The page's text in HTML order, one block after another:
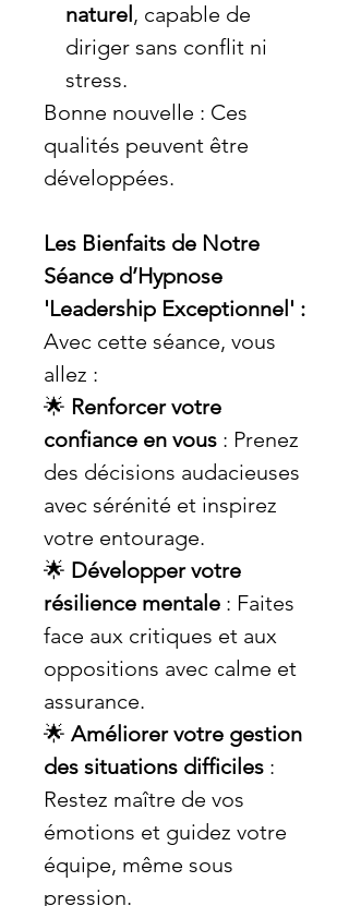
naturel, capable de
diriger sans conflit ni
stress.
Bonne nouvelle : Ces
qualités peuvent être
développées.
Les Bienfaits de Notre
Séance d’Hypnose
'Leadership Exceptionnel' :
Avec cette séance, vous
allez :
🌟 Renforcer votre
confiance en vous : Prenez
des décisions audacieuses
avec sérénité et inspirez
votre entourage.
🌟 Développer votre
résilience mentale : Faites
face aux critiques et aux
oppositions avec calme et
assurance.
🌟 Améliorer votre gestion
des situations difficiles :
Restez maître de vos
émotions et guidez votre
équipe, même sous
pression.